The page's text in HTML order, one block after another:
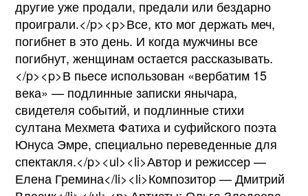
другие уже продали, предали или бездарно
проиграли.</p><p>Все, кто мог держать меч,
погибнет в это день. И когда мужчины все
погибнут, женщинам остается рассказывать.
</p><p>В пьесе использован «вербатим 15
века» — подлинные записки янычара,
свидетеля событий, и подлинные стихи
султана Мехмета Фатиха и суфийского поэта
Юнуса Эмре, специально переведенные для
спектакля.</p><ul><li>Автор и режиссер —
Елена Гремина</li><li>Композитор — Дмитрий